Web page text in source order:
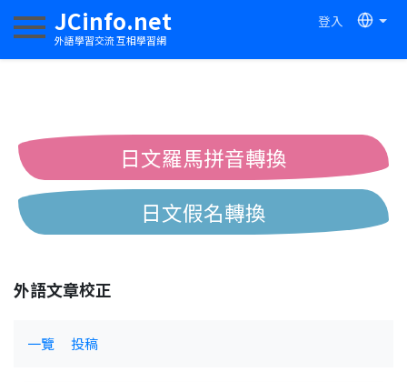
JCinfo.net
外語學習交流 互相學習網
登入
切換導航
日文羅馬拼音轉換
日文假名轉換
外語文章校正
一覽 投稿